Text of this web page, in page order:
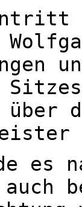
über
es